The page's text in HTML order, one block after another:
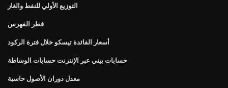
التوزيع الأولي للنفط والغاز
فطر الفهرس
أسعار الفائدة تيسكو خلال فترة الركود
حسابات بيني عبر الإنترنت حسابات الوساطة
معدل دوران الأصول حاسبة